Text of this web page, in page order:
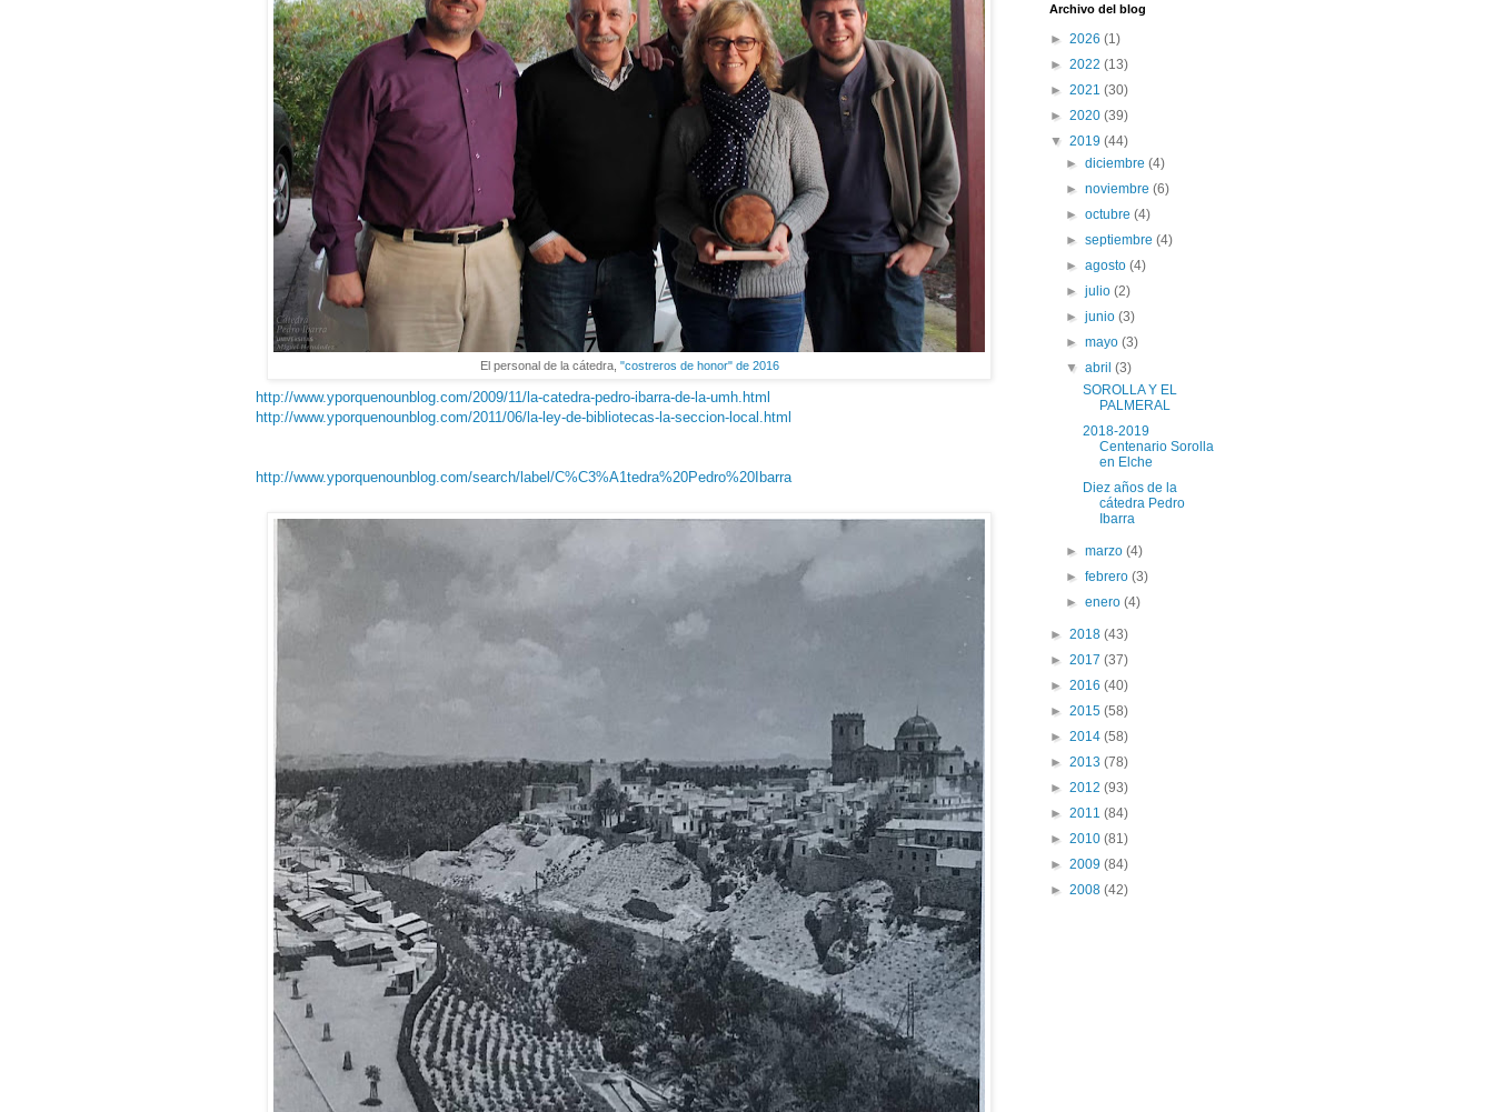
El personal de la cátedra, "costreros de honor" de 2016
http://www.yporquenounblog.com/2009/11/la-catedra-pedro-ibarra-de-la-umh.html
http://www.yporquenounblog.com/2011/06/la-ley-de-bibliotecas-la-seccion-local.html
http://www.yporquenounblog.com/search/label/C%C3%A1tedra%20Pedro%20Ibarra
Archivo del blog
► 2026 (1)
► 2022 (13)
► 2021 (30)
► 2020 (39)
▼ 2019 (44)
►diciembre(4)
►noviembre(6)
►octubre(4)
►septiembre(4)
►agosto(4)
►julio(2)
►junio(3)
►mayo(3)
▼abril(3)
SOROLLA Y EL
PALMERAL
2018-2019
Centenario Sorolla
en Elche
Diez años de la
cátedra Pedro
Ibarra
►marzo(4)
►febrero(3)
►enero(4)
► 2018 (43)
► 2017 (37)
► 2016 (40)
► 2015 (58)
► 2014 (58)
► 2013 (78)
► 2012 (93)
► 2011 (84)
► 2010 (81)
► 2009 (84)
► 2008 (42)